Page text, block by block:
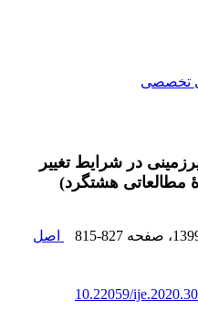
تخصصی
در شرایط تغییر
مطالعاتی هشتگرد)
، صفحه 815-827
اصل
10.22059/